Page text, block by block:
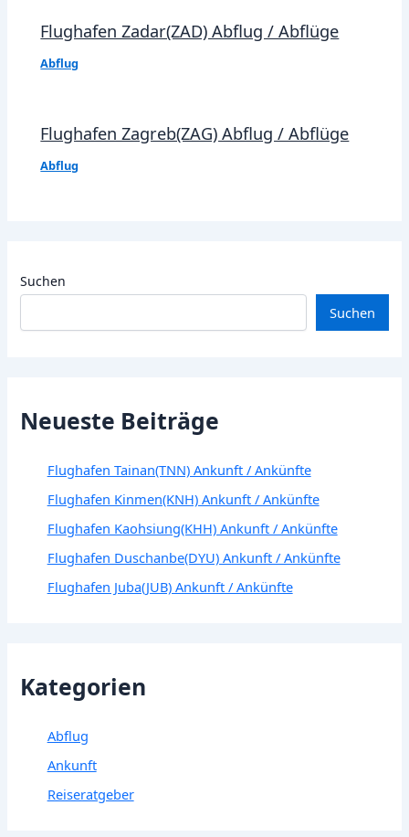
Flughafen Zadar(ZAD) Abflug / Abflüge
Abflug
Flughafen Zagreb(ZAG) Abflug / Abflüge
Abflug
Suchen
Suchen
Neueste Beiträge
Flughafen Tainan(TNN) Ankunft / Ankünfte
Flughafen Kinmen(KNH) Ankunft / Ankünfte
Flughafen Kaohsiung(KHH) Ankunft / Ankünfte
Flughafen Duschanbe(DYU) Ankunft / Ankünfte
Flughafen Juba(JUB) Ankunft / Ankünfte
Kategorien
Abflug
Ankunft
Reiseratgeber